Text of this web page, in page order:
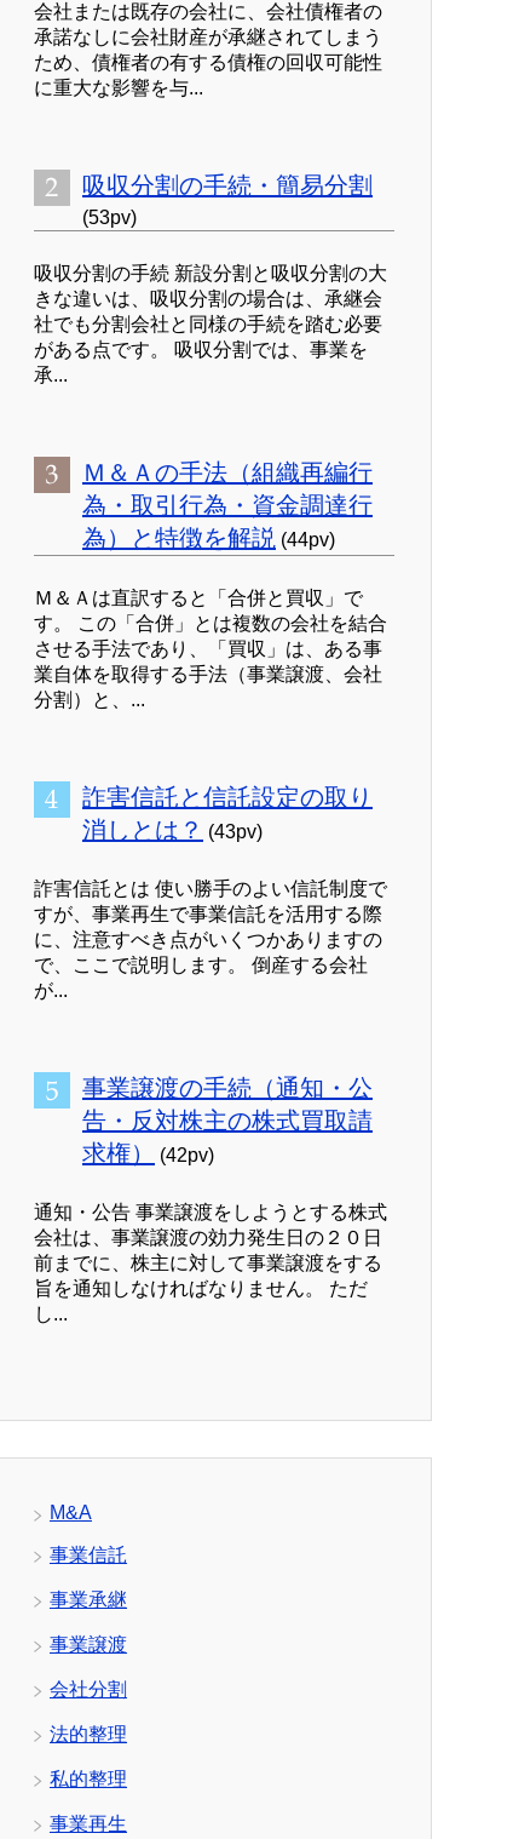
会社または既存の会社に、会社債権者の
承諾なしに会社財産が承継されてしまう
ため、債権者の有する債権の回収可能性
に重大な影響を与...
吸収分割の手続・簡易分割
(53pv)
吸収分割の手続 新設分割と吸収分割の大
きな違いは、吸収分割の場合は、承継会
社でも分割会社と同様の手続を踏む必要
がある点です。 吸収分割では、事業を
承...
Ｍ＆Ａの手法（組織再編行
為・取引行為・資金調達行
為）と特徴を解説 (44pv)
Ｍ＆Ａは直訳すると「合併と買収」で
す。 この「合併」とは複数の会社を結合
させる手法であり、「買収」は、ある事
業自体を取得する手法（事業譲渡、会社
分割）と、...
詐害信託と信託設定の取り
消しとは？ (43pv)
詐害信託とは 使い勝手のよい信託制度で
すが、事業再生で事業信託を活用する際
に、注意すべき点がいくつかありますの
で、ここで説明します。 倒産する会社
が...
事業譲渡の手続（通知・公
告・反対株主の株式買取請
求権）
(42pv)
通知・公告 事業譲渡をしようとする株式
会社は、事業譲渡の効力発生日の２０日
前までに、株主に対して事業譲渡をする
旨を通知しなければなりません。 ただ
し...
M&A
事業信託
事業承継
事業譲渡
会社分割
法的整理
私的整理
事業再生